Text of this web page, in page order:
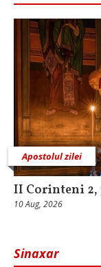
Apostolul zilei
II Corinteni 2,
10 Aug, 2026
Sinaxar